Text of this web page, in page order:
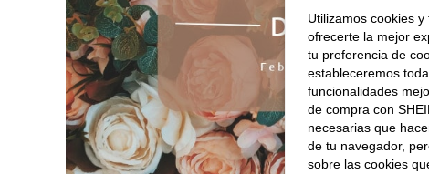
Utilizamos cookies
ofrecerte la mejor
tu preferencia de
estableceremos
funcionalidades
de compra con
necesarias que
de tu navegador,
sobre las cookies